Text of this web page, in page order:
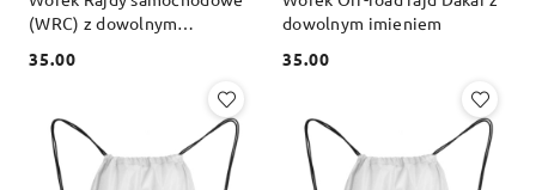
(WRC) z dowolnym
Cena:
35.00
dowolnym imieniem
Cena:
35.00